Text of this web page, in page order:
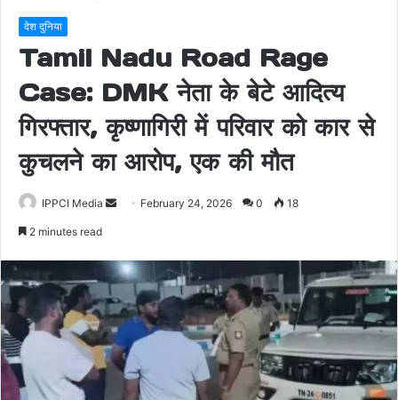
देश दुनिया
Tamil Nadu Road Rage
Case: DMK नेता के बेटे आदित्य
गिरफ्तार, कृष्णागिरी में परिवार को कार से
कुचलने का आरोप, एक की मौत
IPPCI Media
Send February 24, 2026 0 18
2 minutes read